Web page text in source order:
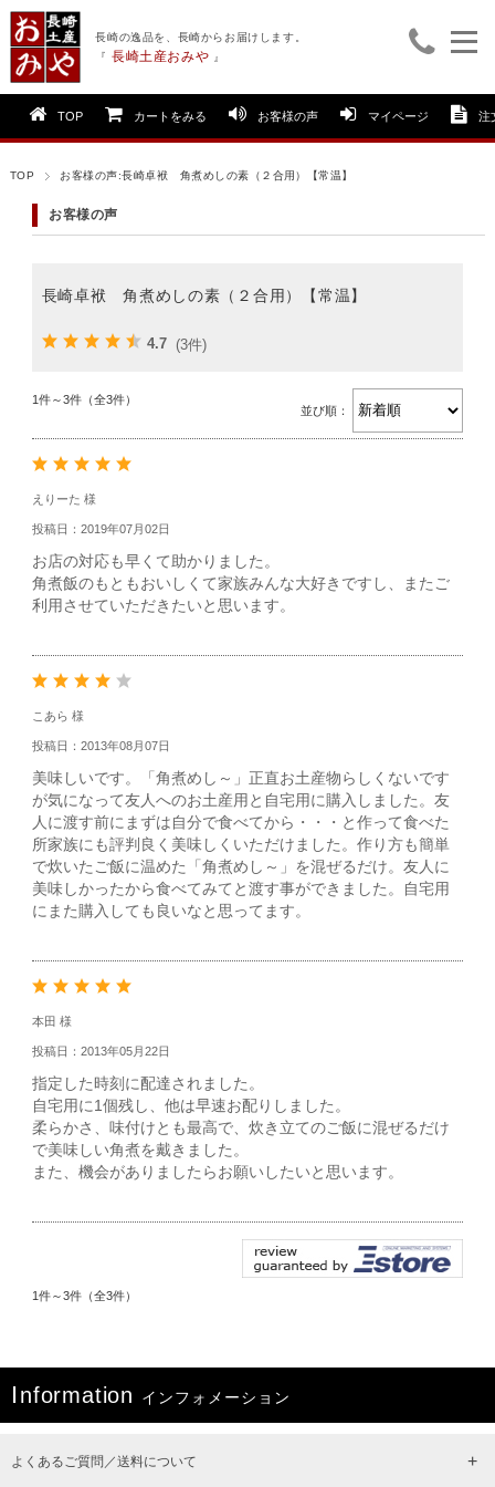
長崎の逸品を、長崎からお届けします。
『 長崎土産おみや 』
TOP カートをみる お客様の声 マイページ 注
TOP お客様の声:長崎卓袱 角煮めしの素（２合用）【常温】
お客様の声
長崎卓袱 角煮めしの素（２合用）【常温】
4.7 (3件)
1件～3件（全3件）
並び順：
えりーた 様
投稿日：2019年07月02日
お店の対応も早くて助かりました。
角煮飯のもともおいしくて家族みんな大好きですし、またご
利用させていただきたいと思います。
こあら 様
投稿日：2013年08月07日
美味しいです。「角煮めし～」正直お土産物らしくないです
が気になって友人へのお土産用と自宅用に購入しました。友
人に渡す前にまずは自分で食べてから・・・と作って食べた
所家族にも評判良く美味しくいただけました。作り方も簡単
で炊いたご飯に温めた「角煮めし～」を混ぜるだけ。友人に
美味しかったから食べてみてと渡す事ができました。自宅用
にまた購入しても良いなと思ってます。
本田 様
投稿日：2013年05月22日
指定した時刻に配達されました。
自宅用に1個残し、他は早速お配りしました。
柔らかさ、味付けとも最高で、炊き立てのご飯に混ぜるだけ
で美味しい角煮を戴きました。
また、機会がありましたらお願いしたいと思います。
1件～3件（全3件）
I nformation インフォメーション
よくあるご質問／送料について